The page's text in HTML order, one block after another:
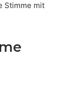
Stimme mit